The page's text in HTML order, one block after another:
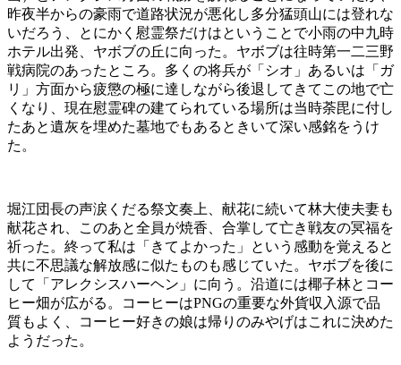
昨夜半からの豪雨で道路状況が悪化し多分猛頭山には登れな
いだろう、とにかく慰霊祭だけはということで小雨の中九時
ホテル出発、ヤボブの丘に向った。ヤボブは往時第一二三野
戦病院のあったところ。多くの将兵が「シオ」あるいは「ガ
リ」方面から疲懲の極に達しながら後退してきてこの地で亡
くなり、現在慰霊碑の建てられている場所は当時荼毘に付し
たあと遺灰を埋めた墓地でもあるときいて深い感銘をうけ
た。
堀江団長の声涙くだる祭文奏上、献花に続いて林大使夫妻も
献花され、このあと全員が焼香、合掌して亡き戦友の冥福を
祈った。終って私は「きてよかった」という感動を覚えると
共に不思議な解放感に似たものも感じていた。ヤボブを後に
して「アレクシスハーヘン」に向う。沿道には椰子林とコー
ヒー畑が広がる。コーヒーはPNGの重要な外貨収入源で品
質もよく、コーヒー好きの娘は帰りのみやげはこれに決めた
ようだった。